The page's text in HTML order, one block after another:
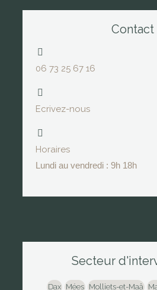
Contact
06 73 25 67 16
Ecrivez-nous
Horaires
Lundi au vendredi : 9h 18h
Secteur
Dax Mées Molliets-et-Maâ